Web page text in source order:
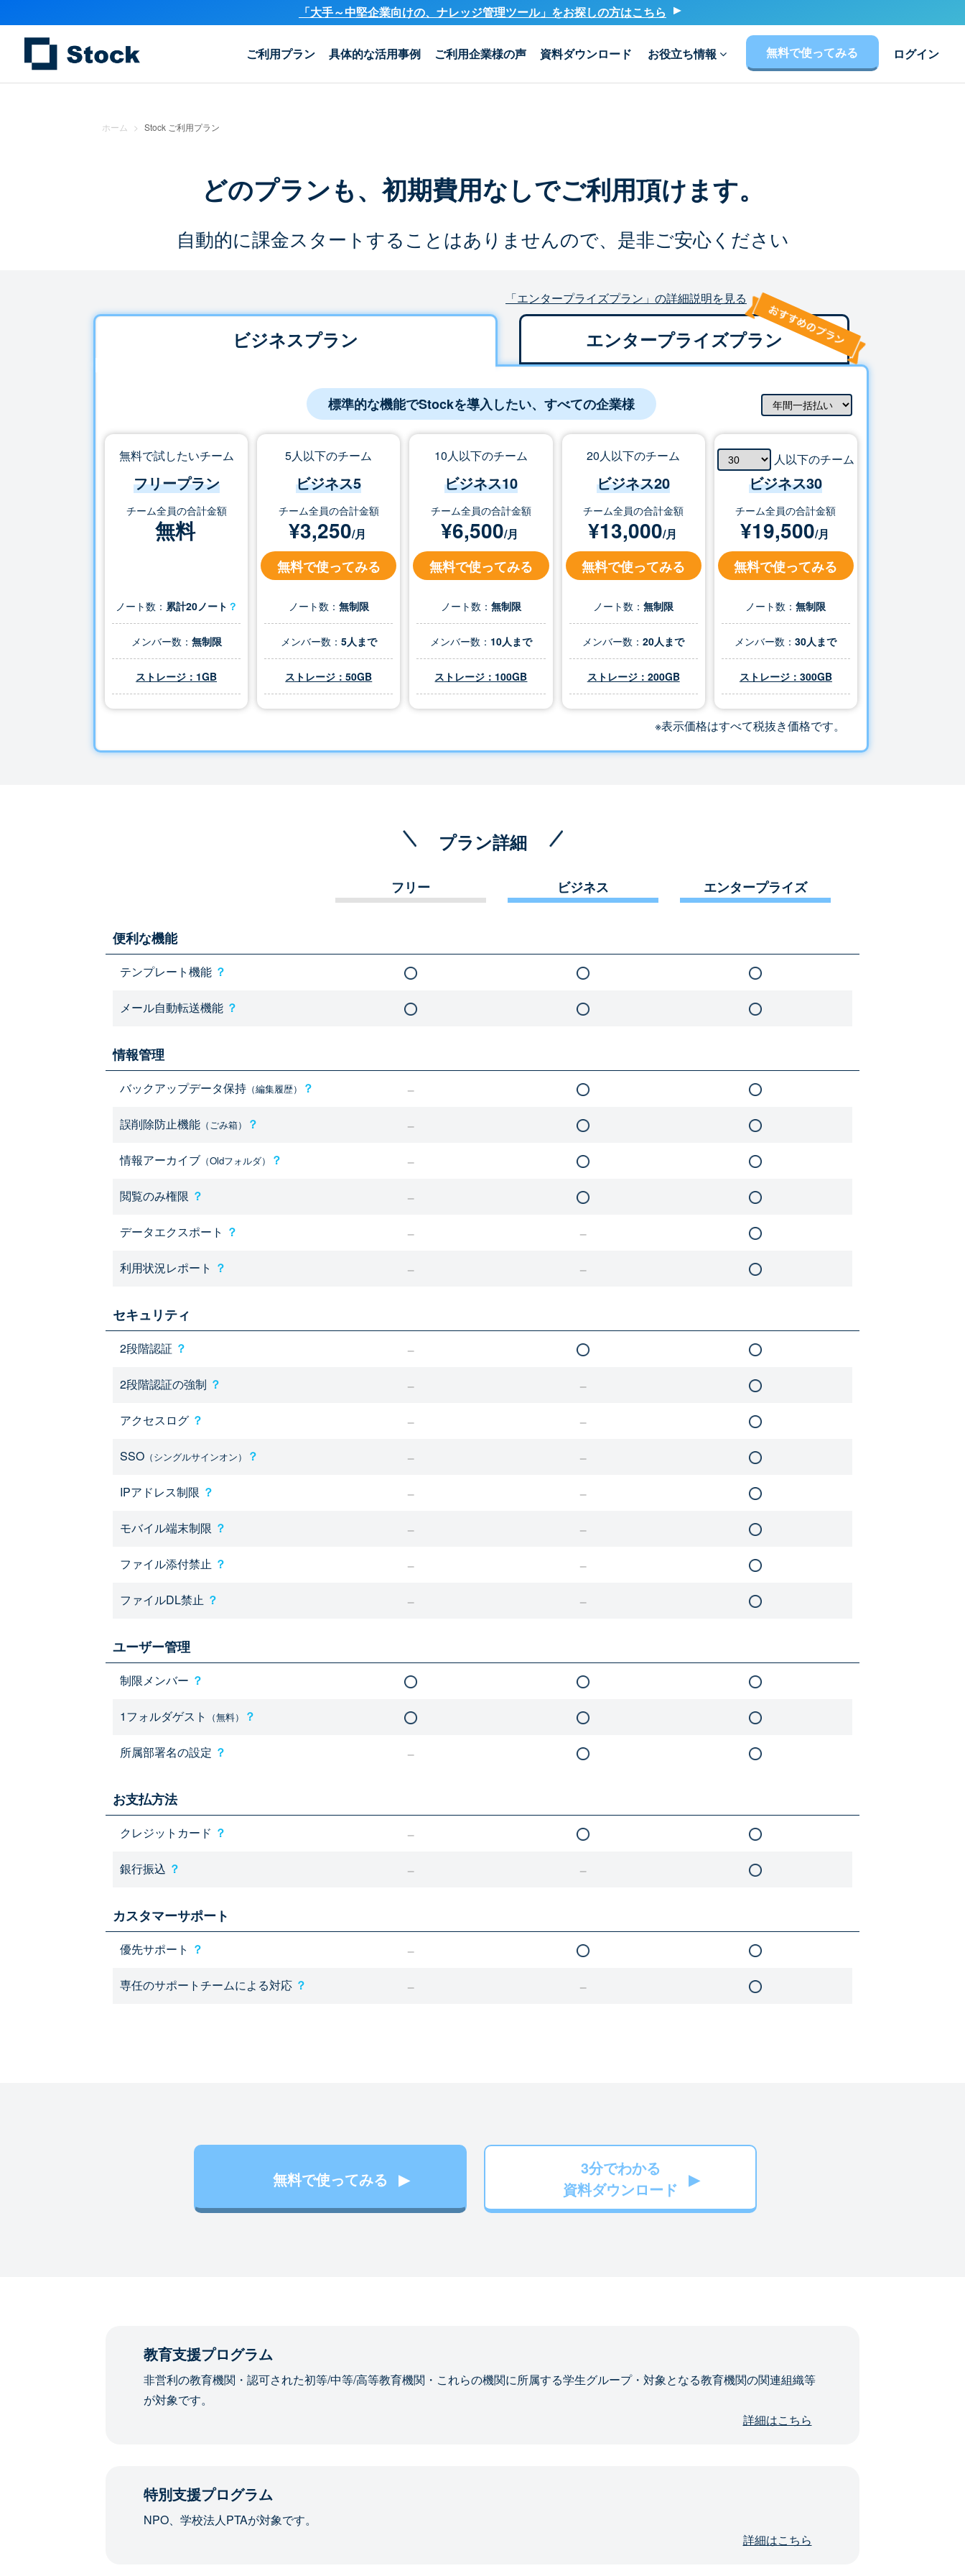
「大手～中堅企業向けの、ナレッジ管理ツール」をお探しの方はこちら
ご利用プラン 具体的な活用事例 ご利用企業様の声 資料ダウンロード お役立ち情報 無料で使ってみる ログイン
ホーム > Stock ご利用プラン
どのプランも、初期費用なしでご利用頂けます。
自動的に課金スタートすることはありませんので、是非ご安心ください
「エンタープライズプラン」の詳細説明を見る
ビジネスプラン エンタープライズプラン
標準的な機能でStockを導入したい、すべての企業様
無料で試したいチーム
フリープラン
チーム全員の合計金額
無料
ノート数： 累計20ノート ？
メンバー数： 無制限
ストレージ：1GB
5人以下のチーム
ビジネス5
チーム全員の合計金額
¥3,250/月
無料で使ってみる
ノート数： 無制限
メンバー数： 5人まで
ストレージ：50GB
10人以下のチーム
ビジネス10
チーム全員の合計金額
¥6,500/月
無料で使ってみる
ノート数： 無制限
メンバー数： 10人まで
ストレージ：100GB
20人以下のチーム
ビジネス20
チーム全員の合計金額
¥13,000/月
無料で使ってみる
ノート数：無制限
メンバー数：20人まで
ストレージ：200GB
人以下のチーム
ビジネス30
チーム全員の合計金額
¥19,500/月
無料で使ってみる
ノート数：無制限
メンバー数：30人まで
ストレージ： 300GB
※表示価格はすべて税抜き価格です。
プラン詳細
フリー ビジネス エンタープライズ
便利な機能
テンプレート機能 ？
メール自動転送機能 ？
情報管理
バックアップデータ保持 （編集履歴） ？
誤削除防止機能 （ごみ箱） ？
情報アーカイブ （Oldフォルダ） ？
閲覧のみ権限 ？
データエクスポート ？
利用状況レポート ？
セキュリティ
2段階認証 ？
2段階認証の強制 ？
アクセスログ ？
SSO （シングルサインオン） ？
IPアドレス制限 ？
モバイル端末制限 ？
ファイル添付禁止 ？
ファイルDL禁止 ？
ユーザー管理
制限メンバー ？
1フォルダゲスト （無料） ？
所属部署名の設定 ？
お支払方法
クレジットカード ？
銀行振込 ？
カスタマーサポート
優先サポート ？
専任のサポートチームによる対応 ？
無料で使ってみる
3分でわかる
資料ダウンロード
教育支援プログラム
非営利の教育機関・認可された初等/中等/高等教育機関・これらの機関に所属する学生グループ・対象となる教育機関の関連組織等
が対象です。
詳細はこちら
特別支援プログラム
NPO、学校法人PTAが対象です。
詳細はこちら